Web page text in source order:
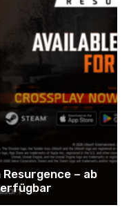
Resurgence – ab